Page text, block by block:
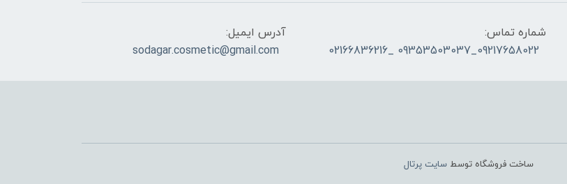
شماره تماس:
09217658022_09353503037 _02166836216
آدرس ایمیل:
sodagar.cosmetic@gmail.com
ساخت فروشگاه توسط سایت پرتال